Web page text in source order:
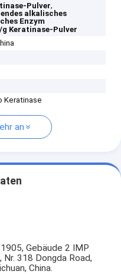
Pulver,
alkalisches
Enzym
g Keratinase-Pulver
Keratinase
an
Gebäude 2 IMP
318 Dongda Road,
China.